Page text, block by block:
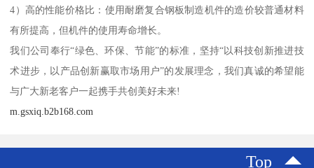
4）高的性能价格比：使用耐磨复合钢板制造机件的造价较普通材料
有所提高，但机件的使用寿命增长。
我们公司奉行“绿色、环保、节能”的标准，坚持“以科技创新推进技
术进步，以产品创新赢取市场用户”的发展理念，我们真诚的希望能
与广大新老客户一起携手共创美好未来!
m.gsxiq.b2b168.com
Top